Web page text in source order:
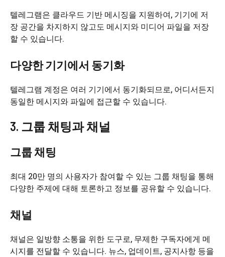
텔레그램은 클라우드 기반 메시징을 지원하여, 기기에 저
장 공간을 차지하지 않고도 메시지와 미디어 파일을 저장
할 수 있습니다.
다양한 기기에서 동기화
텔레그램 계정은 여러 기기에서 동기화되므로, 어디서든지
동일한 메시지와 파일에 접근할 수 있습니다.
3. 그룹 채팅과 채널
그룹 채팅
최대 20만 명의 사용자가 참여할 수 있는 그룹 채팅을 통해
다양한 주제에 대해 토론하고 정보를 공유할 수 있습니다.
채널
채널은 일방향 소통을 위한 도구로, 무제한 구독자에게 메
시지를 전달할 수 있습니다. 뉴스, 업데이트, 공지사항 등을